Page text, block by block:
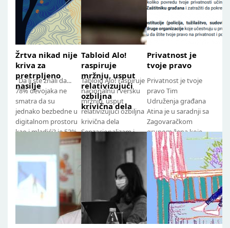
Žrtva nikad nije
kriva za
pretrpljeno
nasilje
Da li ste znali da...
78% devojaka ne
smatra da su
jednako bezbedne u
digitalnom prostoru
kao i mladići? je 53%
devojaka doživelo...
Tabloid Alo!
raspiruje
mržnju, usput
relativizujući
ozbiljna
krivična dela
Tabloid Alo! raspiruje
nacionalnu i versku
mržnju, usput
relativizujući ozbiljna
krivična dela
Senzacionalizam i
manipulacija u
Privatnost je
tvoje pravo
Privatnost je tvoje
pravo Tim
Udruženja građana
Atina je u saradnji sa
Zagovaračkom
grupom žena koje
su preživele
trgovinu ljudima, a
koje su...